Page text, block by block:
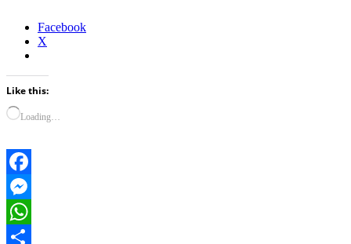
Facebook
X
Like this:
Loading…
Facebook
Messenger
WhatsApp